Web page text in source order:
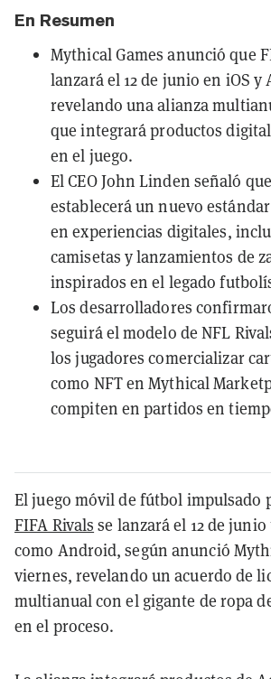
En Resumen
Mythical Games anunció que
lanzará el 12 de junio en iOS y
revelando una alianza
que integrará productos
en el juego.
El CEO John Linden señaló
establecerá un nuevo
en experiencias digitales,
camisetas y lanzamientos de
inspirados en el legado
Los desarrolladores
seguirá el modelo de NFL
los jugadores comercializar
como NFT en Mythical
compiten en partidos en
El juego móvil de fútbol impulsado
FIFA Rivals se lanzará el 12 de
como Android, según anunció
viernes, revelando un acuerdo de
multianual con el gigante de ropa
en el proceso.